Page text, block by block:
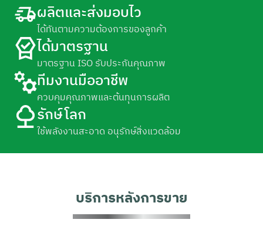
ผลิตและส่งมอบไว
ได้ทันตามความต้องการของลูกค้า
ได้มาตรฐาน
มาตรฐาน ISO รับประกันคุณภาพ
ทีมงานมืออาชีพ
ควบคุมคุณภาพและต้นทุนการผลิต
รักษ์โลก
ใช้พลังงานสะอาด อนุรักษ์สิ่งแวดล้อม
บริการหลังการขาย